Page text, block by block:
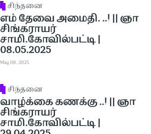
சிந்தனை
எம் தேவை அமைதி. ..! || ஞா
சிங்கராயர்
சாமி.கோவில்பட்டி |
08.05.2025
May 08, 2025
சிந்தனை
வாழ்க்கை கணக்கு ..! || ஞா
சிங்கராயர்
சாமி.கோவில்பட்டி |